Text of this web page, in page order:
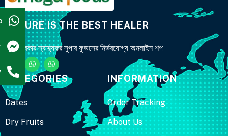
NATURE IS THE BEST HEALER
সকল প্রকার স্বাস্থ্যকর সুপার ফুডসের নির্ভরযোগ্য অনলাইন শপ
CATEGORIES
Dates
Dry Fruits
INFORMATION
Order Tracking
About Us